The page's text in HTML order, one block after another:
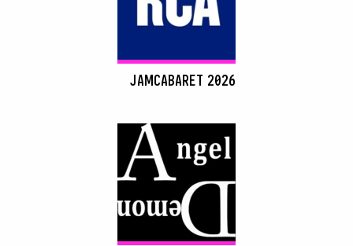
JAMCABARET 2026